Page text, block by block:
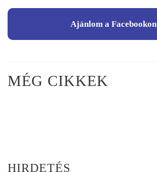
Ajánlom a Facebookon
MÉG CIKKEK
HIRDETÉS